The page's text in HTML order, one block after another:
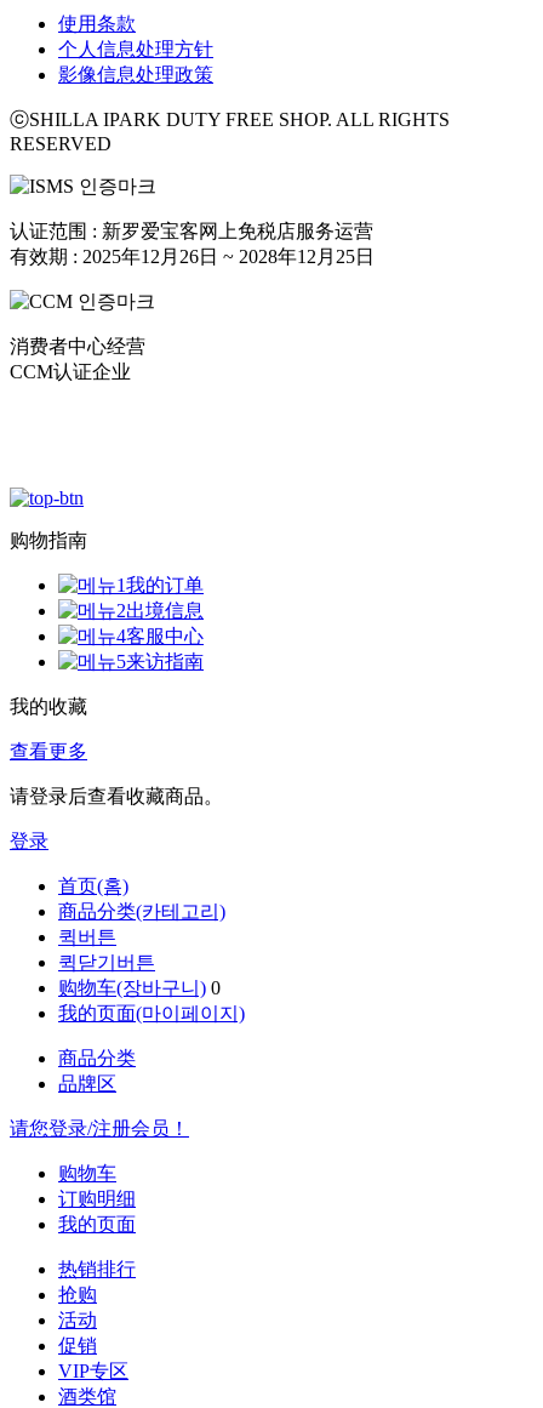
使用条款
个人信息处理方针
影像信息处理政策
ⓒSHILLA IPARK DUTY FREE SHOP. ALL RIGHTS
RESERVED
认证范围 : 新罗爱宝客网上免税店服务运营
有效期 : 2025年12月26日 ~ 2028年12月25日
消费者中心经营
CCM认证企业
购物指南
我的订单
出境信息
客服中心
来访指南
我的收藏
查看更多
请登录后查看收藏商品。
登录
首页(홈)
商品分类(카테고리)
퀵버튼
퀵닫기버튼
购物车(장바구니) 0
我的页面(마이페이지)
商品分类
品牌区
请您登录/注册会员！
购物车
订购明细
我的页面
热销排行
抢购
活动
促销
VIP专区
酒类馆